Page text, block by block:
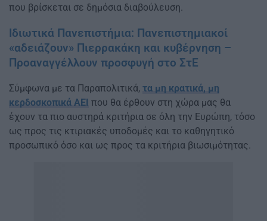
που βρίσκεται σε δηµόσια διαβούλευση.
Ιδιωτικά Πανεπιστήμια: Πανεπιστημιακοί
«αδειάζουν» Πιερρακάκη και κυβέρνηση –
Προαναγγέλλουν προσφυγή στο ΣτΕ
Σύμφωνα με τα Παραπολιτικά, τα µη κρατικά, µη
κερδοσκοπικά ΑΕΙ που θα έρθουν στη χώρα µας θα
έχουν τα πιο αυστηρά κριτήρια σε όλη την Ευρώπη, τόσο
ως προς τις κτιριακές υποδοµές και το καθηγητικό
προσωπικό όσο και ως προς τα κριτήρια βιωσιµότητας.